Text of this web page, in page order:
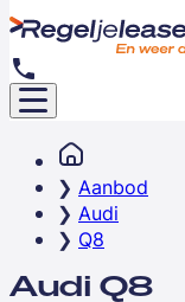
Aanbod
Audi
Q8
Audi Q8